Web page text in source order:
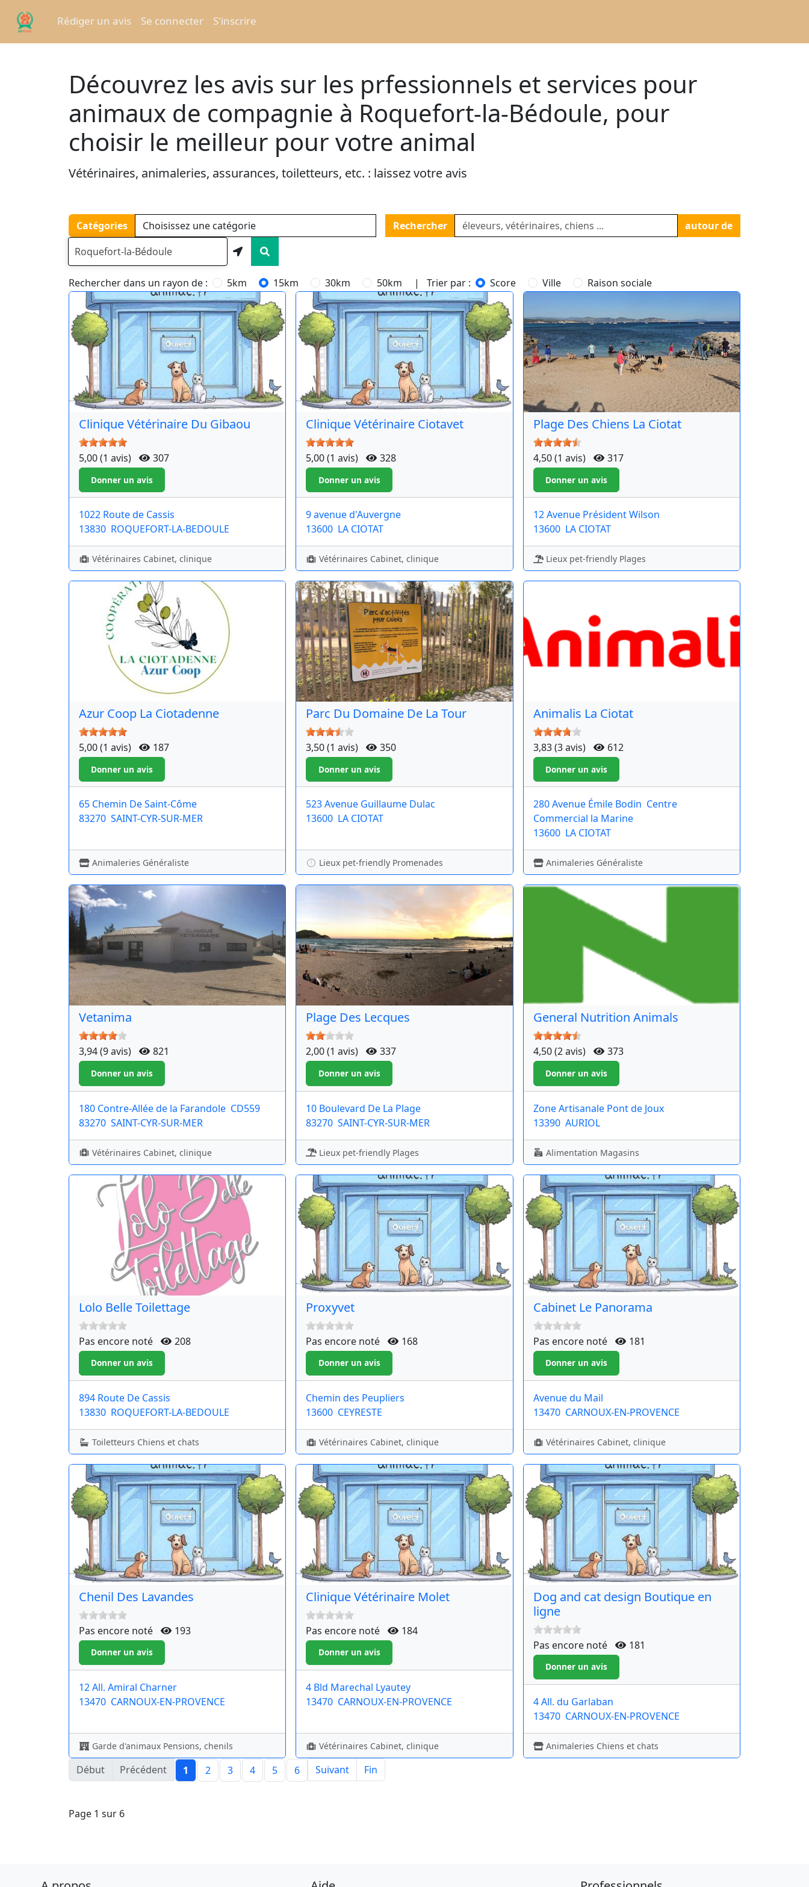
Rédiger un avis Se connecter S'inscrire
Découvrez les avis sur les prfessionnels et services pour
animaux de compagnie à Roquefort-la-Bédoule, pour
choisir le meilleur pour votre animal
Vétérinaires, animaleries, assurances, toiletteurs, etc. : laissez votre avis
Catégories Rechercher autour de
Rechercher dans un rayon de : 5km 15km 30km 50km | Trier par : Score Ville Raison sociale
Clinique Vétérinaire Du Gibaou
5,00 (1 avis) 307
1022 Route de Cassis
13830 ROQUEFORT-LA-BEDOULE
Vétérinaires Cabinet, clinique
Clinique Vétérinaire Ciotavet
5,00 (1 avis) 328
9 avenue d'Auvergne
13600 LA CIOTAT
Vétérinaires Cabinet, clinique
Plage Des Chiens La Ciotat
4,50 (1 avis) 317
12 Avenue Président Wilson
13600 LA CIOTAT
Lieux pet-friendly Plages
Azur Coop La Ciotadenne
5,00 (1 avis) 187
65 Chemin De Saint-Côme
83270 SAINT-CYR-SUR-MER
Animaleries Généraliste
Parc Du Domaine De La Tour
3,50 (1 avis) 350
523 Avenue Guillaume Dulac
13600 LA CIOTAT
Lieux pet-friendly Promenades
Animalis La Ciotat
3,83 (3 avis) 612
280 Avenue Émile Bodin Centre
Commercial la Marine
13600 LA CIOTAT
Animaleries Généraliste
Vetanima
3,94 (9 avis) 821
180 Contre-Allée de la Farandole CD559
83270 SAINT-CYR-SUR-MER
Vétérinaires Cabinet, clinique
Plage Des Lecques
2,00 (1 avis) 337
10 Boulevard De La Plage
83270 SAINT-CYR-SUR-MER
Lieux pet-friendly Plages
General Nutrition Animals
4,50 (2 avis) 373
Zone Artisanale Pont de Joux
13390 AURIOL
Alimentation Magasins
Lolo Belle Toilettage
Pas encore noté 208
894 Route De Cassis
13830 ROQUEFORT-LA-BEDOULE
Toiletteurs Chiens et chats
Proxyvet
Pas encore noté 168
Chemin des Peupliers
13600 CEYRESTE
Vétérinaires Cabinet, clinique
Cabinet Le Panorama
Pas encore noté 181
Avenue du Mail
13470 CARNOUX-EN-PROVENCE
Vétérinaires Cabinet, clinique
Chenil Des Lavandes
Pas encore noté 193
12 All. Amiral Charner
13470 CARNOUX-EN-PROVENCE
Garde d'animaux Pensions, chenils
Clinique Vétérinaire Molet
Pas encore noté 184
4 Bld Marechal Lyautey
13470 CARNOUX-EN-PROVENCE
Vétérinaires Cabinet, clinique
Dog and cat design Boutique en
ligne
Pas encore noté 181
4 All. du Garlaban
13470 CARNOUX-EN-PROVENCE
Animaleries Chiens et chats
Début Précédent 1 2 3 4 5 6 Suivant Fin
Page 1 sur 6